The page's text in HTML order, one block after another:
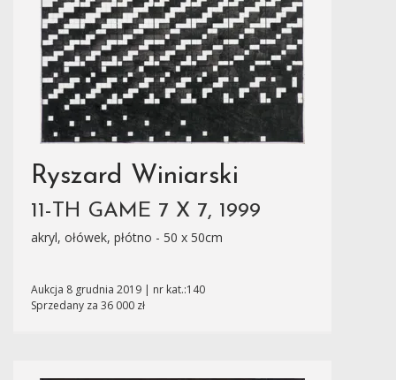
Ryszard Winiarski
11-TH GAME 7 X 7, 1999
akryl, ołówek, płótno - 50 x 50cm
Aukcja 8 grudnia 2019 | nr kat.:140
Sprzedany za 36 000 zł